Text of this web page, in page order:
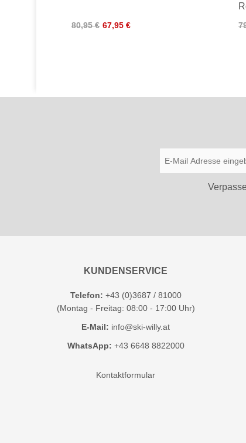
80,95 € 67,95 €
KUNDENSERVICE
Telefon: +43 (0)3687 / 81000
(Montag - Freitag: 08:00 - 17:00 Uhr)
E-Mail: info@ski-willy.at
WhatsApp: +43 6648 8822000
Kontaktformular